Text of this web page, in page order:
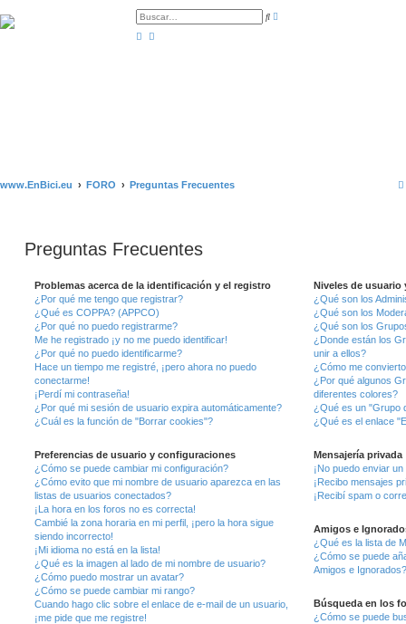
B
www.EnBici.eu FORO Preguntas Frecuentes
Preguntas Frecuentes
Problemas acerca de la identificación y el registro
¿Por qué me tengo que registrar?
¿Qué es COPPA? (APPCO)
¿Por qué no puedo registrarme?
Me he registrado ¡y no me puedo identificar!
¿Por qué no puedo identificarme?
Hace un tiempo me registré, ¡pero ahora no puedo
conectarme!
¡Perdí mi contraseña!
¿Por qué mi sesión de usuario expira automáticamente?
¿Cuál es la función de "Borrar cookies"?
Preferencias de usuario y configuraciones
¿Cómo se puede cambiar mi configuración?
¿Cómo evito que mi nombre de usuario aparezca en las
listas de usuarios conectados?
¡La hora en los foros no es correcta!
Cambié la zona horaria en mi perfil, ¡pero la hora sigue
siendo incorrecto!
¡Mi idioma no está en la lista!
¿Qué es la imagen al lado de mi nombre de usuario?
¿Cómo puedo mostrar un avatar?
¿Cómo se puede cambiar mi rango?
Cuando hago clic sobre el enlace de e-mail de un usuario,
¡me pide que me registre!
Niveles de usuario
¿Qué son los
¿Qué son los
¿Qué son los
¿Donde están los
unir a ellos?
¿Cómo me
¿Por qué algunos
diferentes colores?
¿Qué es un "Grupo
¿Qué es el enlace
Mensajería privada
¡No puedo enviar
¡Recibo mensajes
¡Recibí spam o
Amigos e
¿Qué es la lista de
¿Cómo se puede
Amigos e Ignorados?
Búsqueda en los
¿Cómo se puede